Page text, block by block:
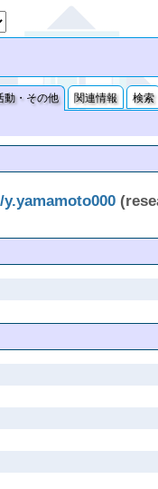
動・その他 関連情報 検索